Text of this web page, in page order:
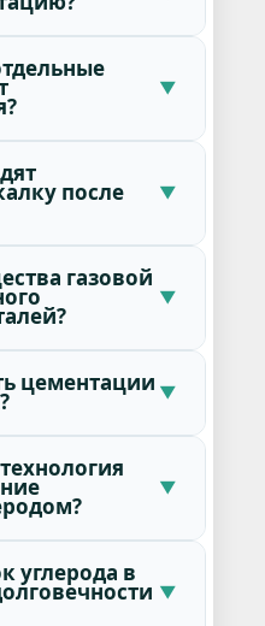
после
газовой
цементации
углерода в